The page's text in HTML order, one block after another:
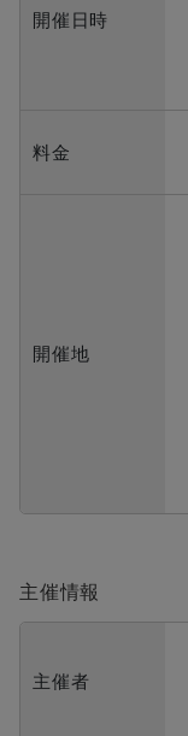
開催日時
料金
開催地
主催情報
主催者